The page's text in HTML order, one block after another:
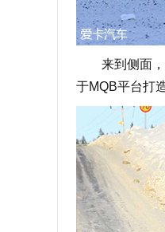
来到侧面，
于MQB平台打